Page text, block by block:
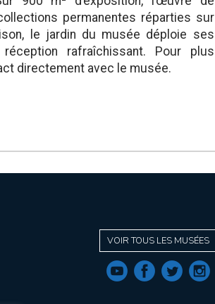
permanentes réparties sur
le jardin du musée déploie ses
rafraîchissant. Pour plus
directement avec le musée.
VOIR TOUS LES MUSÉES
f a b e